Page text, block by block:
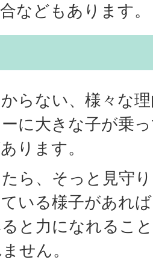
などもあります。
らない、様々な
に大きな子が乗
ります。
ら、そっと見守
いる様子があれ
と力になれるこ
せん。